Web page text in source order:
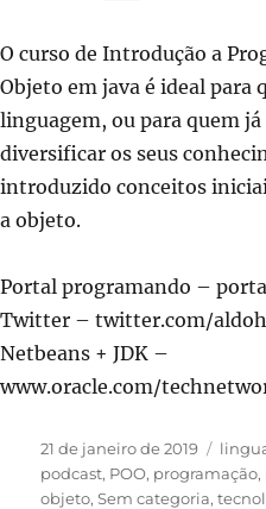
O curso de Introdução a
Objeto em java é ideal para
linguagem, ou para quem
diversificar os seus
introduzido conceitos
a objeto.
Portal programando –
Twitter – twitter.com/
Netbeans + JDK –
www.oracle.com/
Publicado
em
21 de janeiro de 2019
podcast, POO, programação,
objeto,Sem categoria,